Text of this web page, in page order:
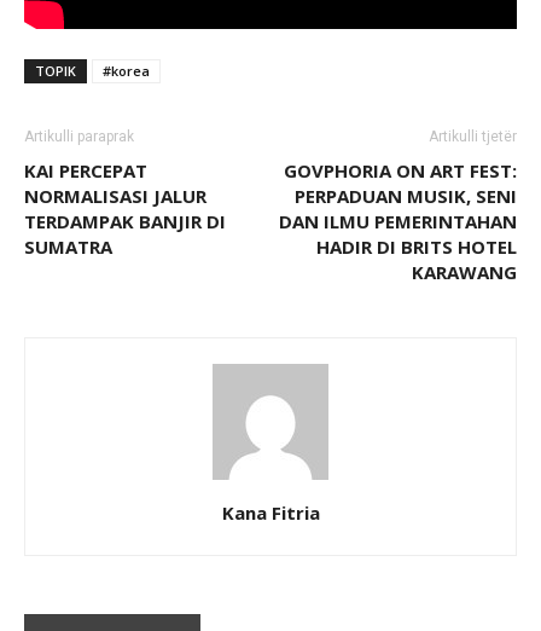
TOPIK #korea
Artikulli paraprak
KAI PERCEPAT
NORMALISASI JALUR
TERDAMPAK BANJIR DI
SUMATRA
Artikulli tjetër
GOVPHORIA ON ART FEST:
PERPADUAN MUSIK, SENI
DAN ILMU PEMERINTAHAN
HADIR DI BRITS HOTEL
KARAWANG
Kana Fitria